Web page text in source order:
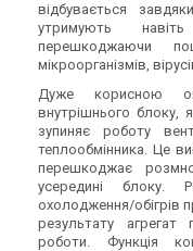
відбувається
утримують
перешкоджаючи
мікроорганізмів,
Дуже корисною
внутрішнього блоку,
зупиняє роботу
теплообмінника. Це
перешкоджає
усередині блоку.
охолодження/обігрів
результату
роботи. Функція